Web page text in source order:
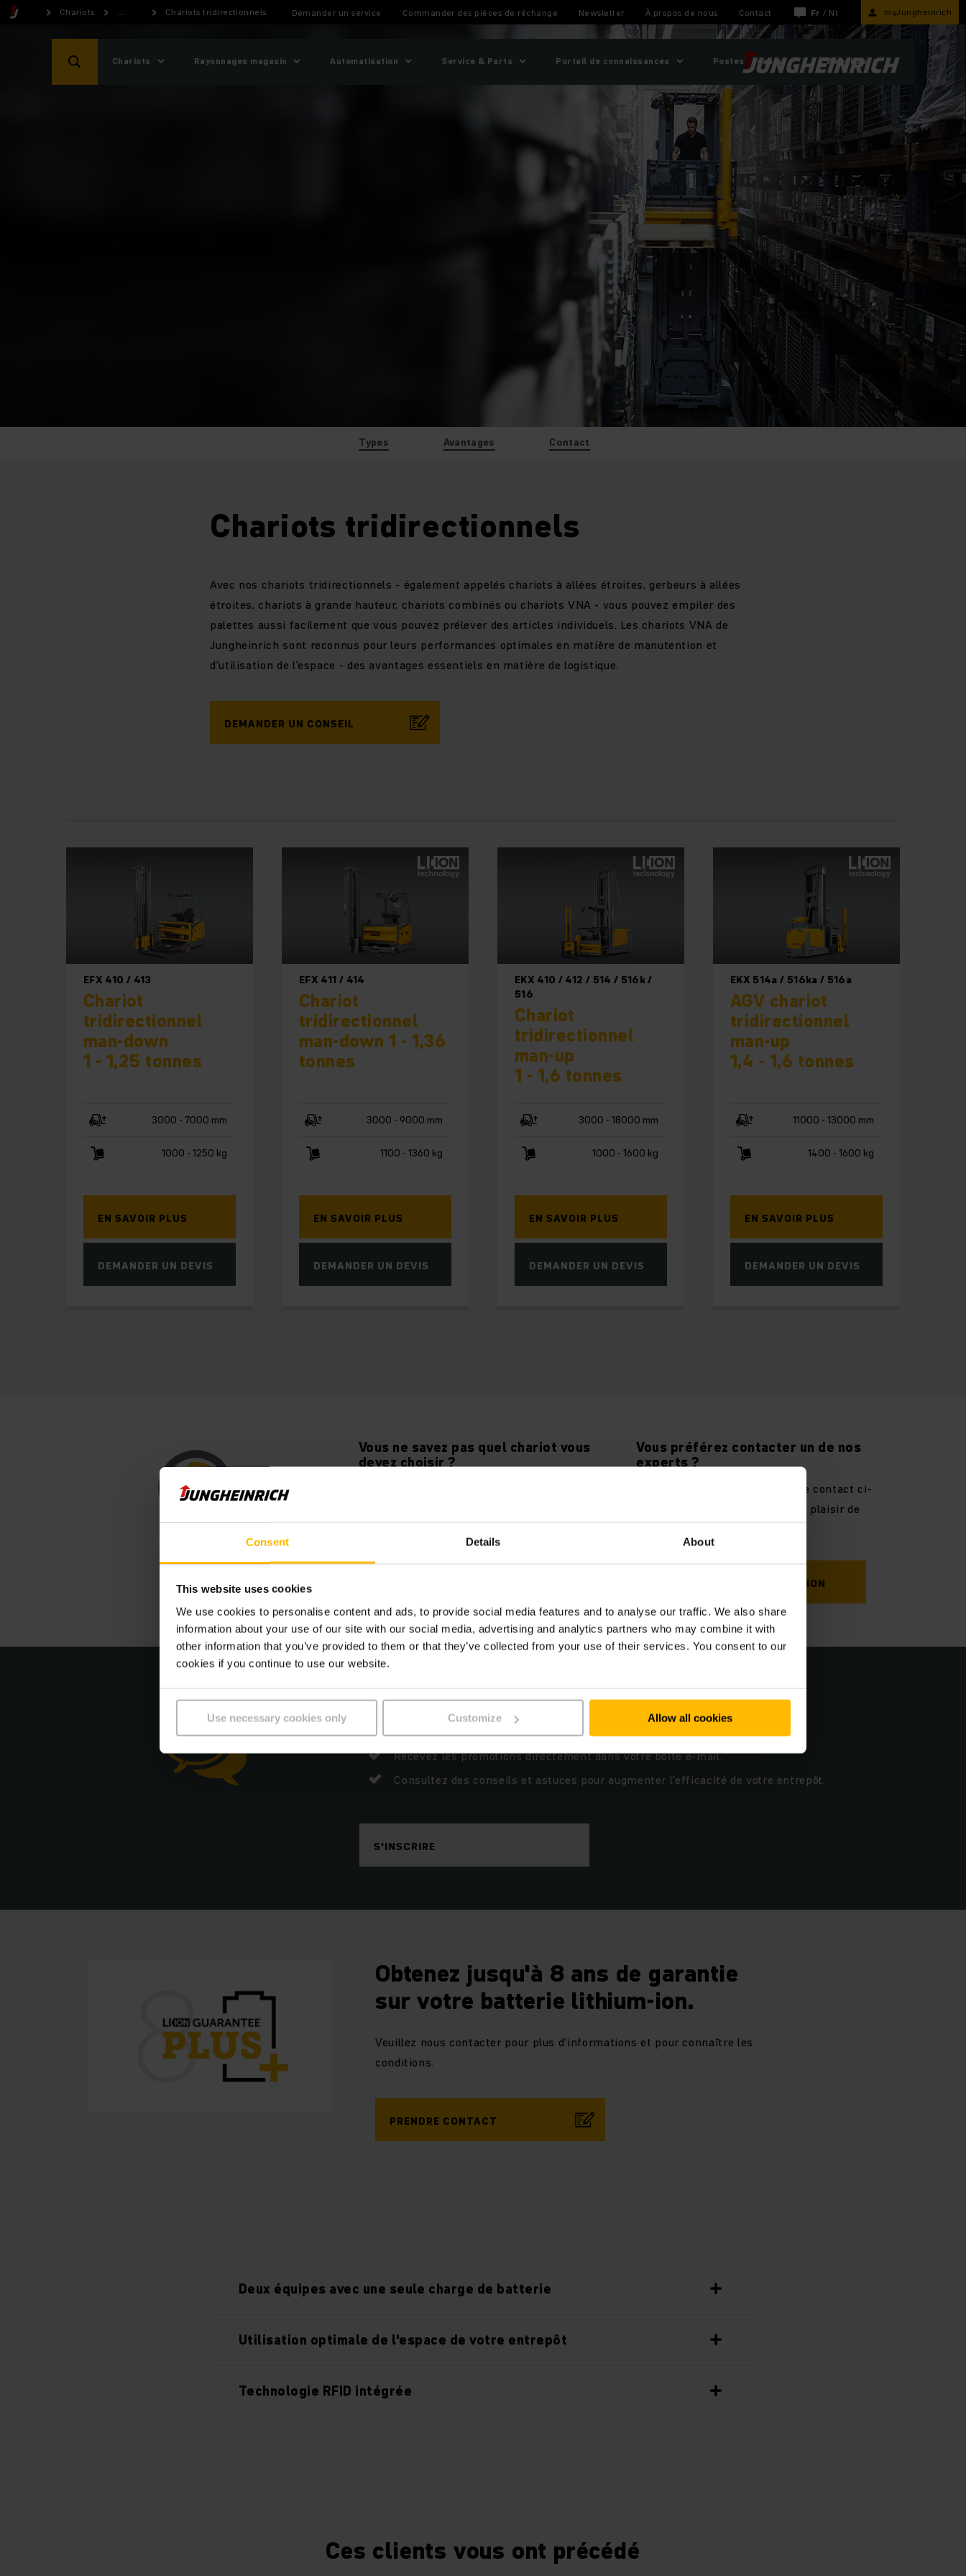
Consent Details About
This website uses cookies
We use cookies to personalise content and ads, to provide social media features and to analyse our traffic. We also share
information about your use of our site with our social media, advertising and analytics partners who may combine it with
other information that you’ve provided to them or that they’ve collected from your use of their services. You consent to our
cookies if you continue to use our website.
Use necessary cookies only Customize Allow all cookies
Chariots ... Chariots tridirectionnels Demander un service Commander des pièces de réchange Newsletter À propos de nous Contact Fr / Nl myJungheinrich
Chariots Rayonnages magasin Automatisation Service & Parts Portail de connaissances Postes vacants Webshop
Types Avantages Contact
Chariots tridirectionnels
Avec nos chariots tridirectionnels - également appelés chariots à allées étroites, gerbeurs à allées
étroites, chariots à grande hauteur, chariots combinés ou chariots VNA - vous pouvez empiler des
palettes aussi facilement que vous pouvez prélever des articles individuels. Les chariots VNA de
Jungheinrich sont reconnus pour leurs performances optimales en matière de manutention et
d'utilisation de l'espace - des avantages essentiels en matière de logistique.
DEMANDER UN CONSEIL
EFX 410 / 413
Chariot
tridirectionnel
man-down
1 - 1,25 tonnes
3000 - 7000 mm
1000 - 1250 kg
EN SAVOIR PLUS
DEMANDER UN DEVIS
EFX 411 / 414
Chariot
tridirectionnel
man-down 1 - 1,36
tonnes
3000 - 9000 mm
1100 - 1360 kg
EN SAVOIR PLUS
DEMANDER UN DEVIS
EKX 410 / 412 / 514 / 516k /
516
Chariot
tridirectionnel
man-up
1 - 1,6 tonnes
3000 - 18000 mm
1000 - 1600 kg
EN SAVOIR PLUS
DEMANDER UN DEVIS
EKX 514a / 516ka / 516a
AGV chariot
tridirectionnel
man-up
1,4 - 1,6 tonnes
11000 - 13000 mm
1400 - 1600 kg
EN SAVOIR PLUS
DEMANDER UN DEVIS
Vous ne savez pas quel chariot vous
devez choisir ?
Vous préférez contacter un de nos
experts ?
Veuillez remplir le formulaire de contact ci-
dessous et nous nous ferons un plaisir de
DEMANDER UNE CONSULTATION
Inscrivez-vous à notre newsletter.
Restez informé des lancements de produits.
Recevez les promotions directement dans votre boîte e-mail.
Consultez des conseils et astuces pour augmenter l'efficacité de votre entrepôt.
S'INSCRIRE
Obtenez jusqu'à 8 ans de garantie
sur votre batterie lithium-ion.
Veuillez nous contacter pour plus d'informations et pour connaître les
conditions.
PRENDRE CONTACT
Deux équipes avec une seule charge de batterie
Utilisation optimale de l'espace de votre entrepôt
Technologie RFID intégrée
Ces clients vous ont précédé